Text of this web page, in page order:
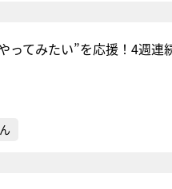
ってみたい”を応援！4週